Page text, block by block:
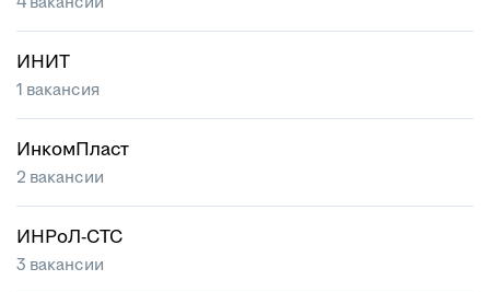
ИНИТ
1 вакансия
ИнкомПласт
2 вакансии
ИНРоЛ-СТС
3 вакансии